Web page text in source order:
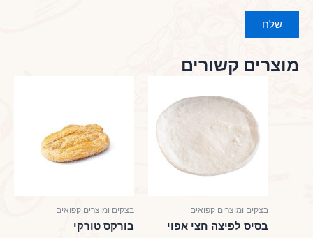
מוצרים קשורים
בצקים ומוצרים קפואים
בסיס לפיצה חצי אפוי
בצקים ומוצרים קפואים
בורקס טורקי